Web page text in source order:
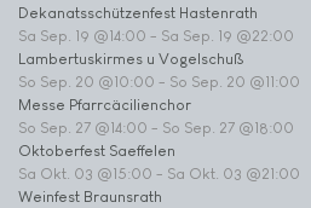
Dekanatsschützenfest Hastenrath
Sa Sep. 19 @14:00 - Sa Sep. 19 @22:00
Lambertuskirmes u Vogelschuß
So Sep. 20 @10:00 - So Sep. 20 @11:00
Messe Pfarrcäcilienchor
So Sep. 27 @14:00 - So Sep. 27 @18:00
Oktoberfest Saeffelen
Sa Okt. 03 @15:00 - Sa Okt. 03 @21:00
Weinfest Braunsrath